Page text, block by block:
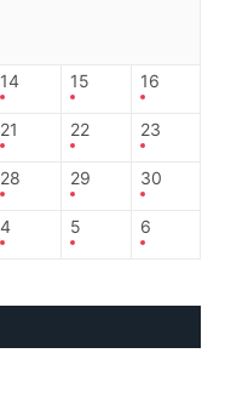
14 15 16
21 22 23
28 29 30
4 5 6